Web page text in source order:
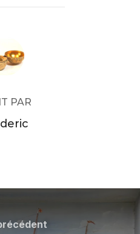
PUBLICATION
PAR
Article